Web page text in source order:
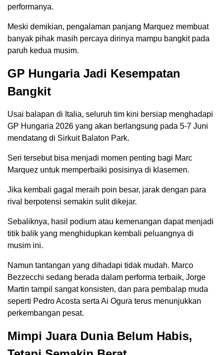
performanya.
Meski demikian, pengalaman panjang Marquez membuat
banyak pihak masih percaya dirinya mampu bangkit pada
paruh kedua musim.
GP Hungaria Jadi Kesempatan
Bangkit
Usai balapan di Italia, seluruh tim kini bersiap menghadapi
GP Hungaria 2026 yang akan berlangsung pada 5-7 Juni
mendatang di Sirkuit Balaton Park.
Seri tersebut bisa menjadi momen penting bagi Marc
Marquez untuk memperbaiki posisinya di klasemen.
Jika kembali gagal meraih poin besar, jarak dengan para
rival berpotensi semakin sulit dikejar.
Sebaliknya, hasil podium atau kemenangan dapat menjadi
titik balik yang menghidupkan kembali peluangnya di
musim ini.
Namun tantangan yang dihadapi tidak mudah. Marco
Bezzecchi sedang berada dalam performa terbaik, Jorge
Martin tampil sangat konsisten, dan para pembalap muda
seperti Pedro Acosta serta Ai Ogura terus menunjukkan
perkembangan pesat.
Mimpi Juara Dunia Belum Habis,